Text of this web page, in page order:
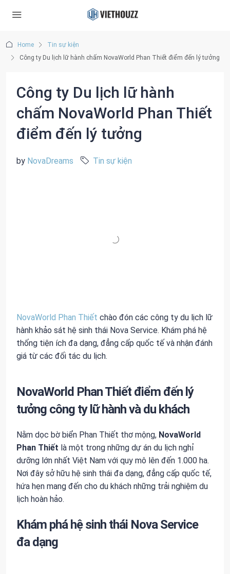
Home
Tin sự kiện
Công ty Du lịch lữ hành chấm NovaWorld Phan Thiết điểm đến lý tưởng
Công ty Du lịch lữ hành
chấm NovaWorld Phan Thiết
điểm đến lý tưởng
by NovaDreams Tin sự kiện
NovaWorld Phan Thiết chào đón các công ty du lịch lữ
hành khảo sát hệ sinh thái Nova Service. Khám phá hệ
thống tiện ích đa dạng, đẳng cấp quốc tế và nhận đánh
giá từ các đối tác du lịch.
NovaWorld Phan Thiết điểm đến lý
tưởng công ty lữ hành và du khách
Nằm dọc bờ biển Phan Thiết thơ mộng, NovaWorld
Phan Thiết là một trong những dự án du lịch nghỉ
dưỡng lớn nhất Việt Nam với quy mô lên đến 1.000 ha.
Nơi đây sở hữu hệ sinh thái đa dạng, đẳng cấp quốc tế,
hứa hẹn mang đến cho du khách những trải nghiệm du
lịch hoàn hảo.
Khám phá hệ sinh thái Nova Service
đa dạng